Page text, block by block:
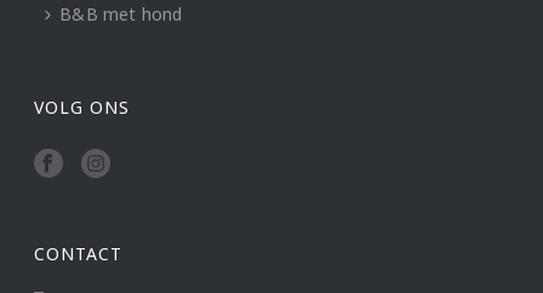
B&B met hond
VOLG ONS
CONTACT